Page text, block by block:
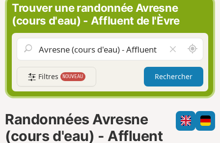
n
d
o
a
n
v
g
a
i
o
Trouver une randonnée Avresne
(cours d'eau) - Affluent de l'Èvre
i
d
e
r
l
e
h
A
u
t
u
r
d
e
m
Filtres NOUVEAU Rechercher
Randonnées Avresne
(cours d'eau) - Affluent